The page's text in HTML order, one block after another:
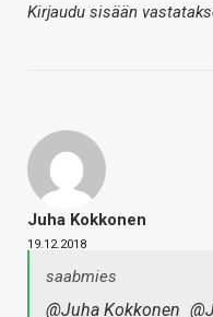
Kirjaudu sisään
Juha Kokkonen
19.12.2018
saabmies
@Juha Kokkonen